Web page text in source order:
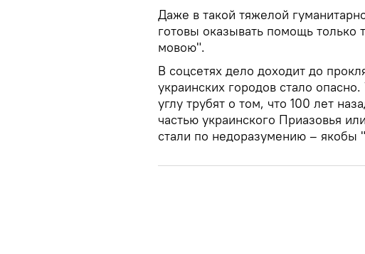
Даже в такой тяжелой
готовы оказывать помощь только
мовою".
В соцсетях дело доходит до
украинских городов стало
углу трубят о том, что 100 лет
частью украинского Приазовья
стали по недоразумению – якобы